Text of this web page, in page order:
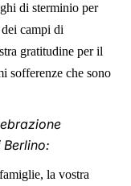
di sterminio per
campi di
gratitudine per il
sofferenze che sono
la vostra